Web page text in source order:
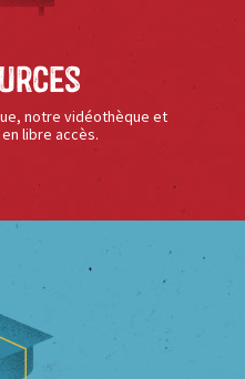
notre vidéothèque et
libre accès.